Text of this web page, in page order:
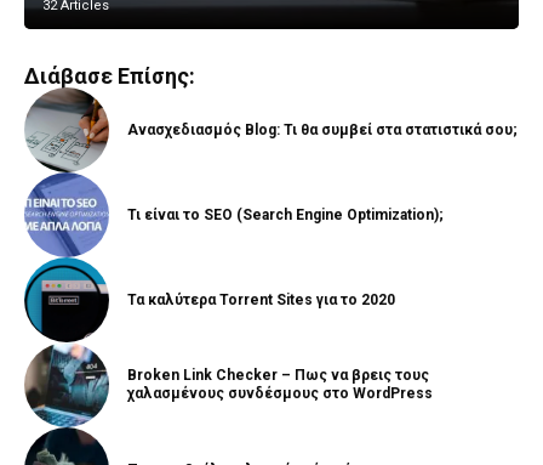
32 Articles
8 Articles
Διάβασε Επίσης:
Ανασχεδιασμός Blog: Τι θα συμβεί στα στατιστικά σου;
Τι είναι το SEO (Search Engine Optimization);
Τα καλύτερα Torrent Sites για το 2020
Broken Link Checker – Πως να βρεις τους
χαλασμένους συνδέσμους στο WordPress